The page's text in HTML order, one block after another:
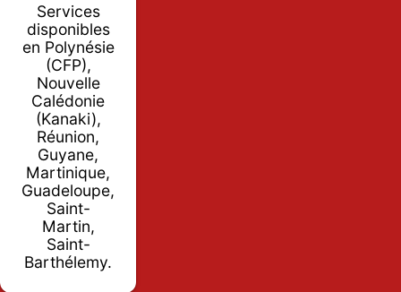
Services
disponibles
en Polynésie
(CFP),
Nouvelle
Calédonie
(Kanaki),
Réunion,
Guyane,
Martinique,
Guadeloupe,
Saint-
Martin,
Saint-
Barthélemy.